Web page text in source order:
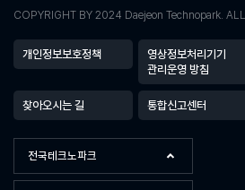
COPYRIGHT BY 2024 Daejeon Technopark.
전국테크노파크
개인정보보호정책
영상정보처리기기
관리운영 방침
찾아오시는 길 통합신고센터